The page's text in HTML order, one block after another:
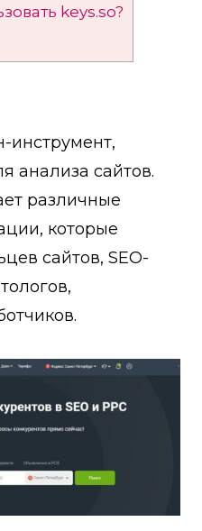
keys.so?
инструмент,
анализа сайтов.
различные
которые
сайтов, SEO-